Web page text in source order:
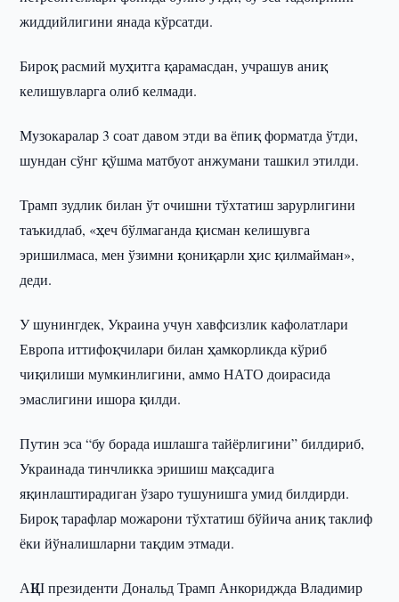
жиддийлигини янада кўрсатди.
Бироқ расмий муҳитга қарамасдан, учрашув аниқ
келишувларга олиб келмади.
Музокаралар 3 соат давом этди ва ёпиқ форматда ўтди,
шундан сўнг қўшма матбуот анжумани ташкил этилди.
Трамп зудлик билан ўт очишни тўхтатиш зарурлигини
таъкидлаб, «ҳеч бўлмаганда қисман келишувга
эришилмаса, мен ўзимни қониқарли ҳис қилмайман»,
деди.
У шунингдек, Украина учун хавфсизлик кафолатлари
Европа иттифоқчилари билан ҳамкорликда кўриб
чиқилиши мумкинлигини, аммо НАТО доирасида
эмаслигини ишора қилди.
Путин эса “бу борада ишлашга тайёрлигини” билдириб,
Украинада тинчликка эришиш мақсадига
яқинлаштирадиган ўзаро тушунишга умид билдирди.
Бироқ тарафлар можарони тўхтатиш бўйича аниқ таклиф
ёки йўналишларни тақдим этмади.
АҚШ президенти Дональд Трамп Анкориджда Владимир